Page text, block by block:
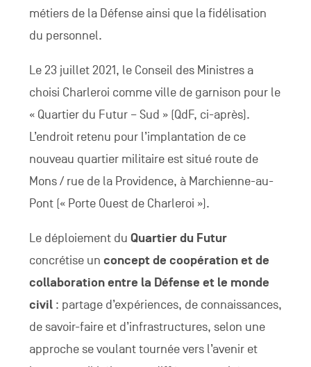
métiers de la Défense ainsi que la fidélisation
du personnel.
Le 23 juillet 2021, le Conseil des Ministres a
choisi Charleroi comme ville de garnison pour le
« Quartier du Futur – Sud » (QdF, ci-après).
L’endroit retenu pour l’implantation de ce
nouveau quartier militaire est situé route de
Mons / rue de la Providence, à Marchienne-au-
Pont (« Porte Ouest de Charleroi »).
Le déploiement du Quartier du Futur
concrétise un concept de coopération et de
collaboration entre la Défense et le monde
civil : partage d’expériences, de connaissances,
de savoir-faire et d’infrastructures, selon une
approche se voulant tournée vers l’avenir et